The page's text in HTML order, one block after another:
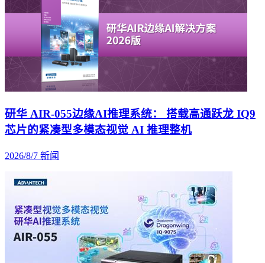
研华 AIR-055边缘AI推理系统： 搭载高通跃龙 IQ9
芯片的紧凑型多模态视觉 AI 推理整机
2026/8/7 新闻